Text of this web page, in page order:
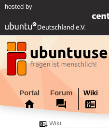
hosted by
Portal Forum Wiki